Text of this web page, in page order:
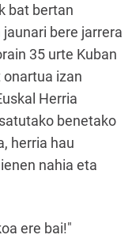
bat bertan
bere jarrera
35 urte Kuban
izan
Herria
benetako
herria hau
nahia eta
ere bai!"